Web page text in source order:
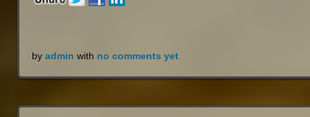
byadmin with no comments yet